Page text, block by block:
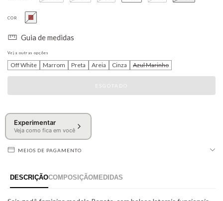
COR
Guia de medidas
Veja outras opções
Off White Marrom Preta Areia Cinza Azul Marinho
Experimentar
Veja como fica em você
MEIOS DE PAGAMENTO